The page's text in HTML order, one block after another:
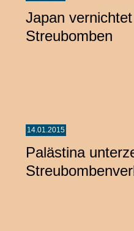
Japan
Streubomben
14.01.2015
Palästina